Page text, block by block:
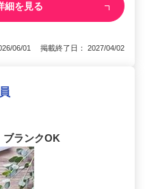
細を見る
06/01 掲載終了日： 2027/04/02
ブランクOK